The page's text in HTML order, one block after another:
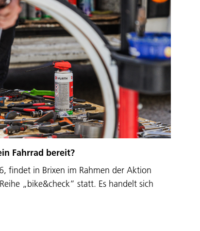
Fahrrad bereit?
findet in Brixen im Rahmen der Aktion
„bike&check” statt. Es handelt sich